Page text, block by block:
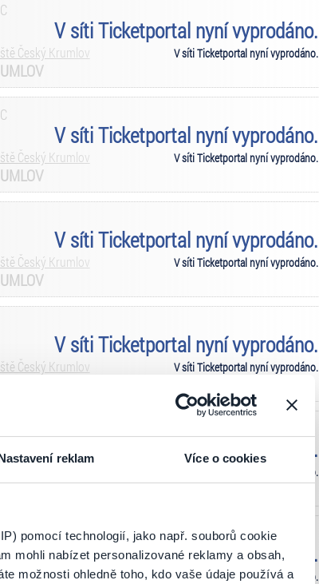
reklam Více o cookies
pomocí technologií, jako např. souborů cookie
mohli nabízet personalizované reklamy a obsah,
možnosti ohledně toho, kdo vaše údaje používá a
V síti Ticketportal nyní vyprodáno.
V síti Ticketportal nyní vyprodáno.
Český Krumlov
V síti Ticketportal nyní vyprodáno.
V síti Ticketportal nyní vyprodáno.
Český Krumlov
V síti Ticketportal nyní vyprodáno.
V síti Ticketportal nyní vyprodáno.
Český Krumlov
V síti Ticketportal nyní vyprodáno.
V síti Ticketportal nyní vyprodáno.
Český Krumlov
V síti Ticketportal nyní vyprodáno.
V síti Ticketportal nyní vyprodáno.
V síti Ticketportal nyní vyprodáno.
V síti Ticketportal nyní vyprodáno.
Český Krumlov